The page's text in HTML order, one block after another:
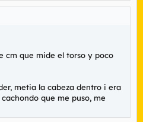
cm que mide el torso y poco
metia la cabeza dentro i era
que me puso, me